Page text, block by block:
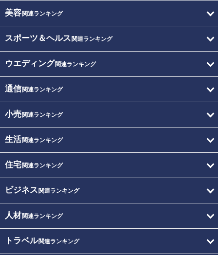
美容関連ランキング
スポーツ＆ヘルス 関連ランキング
ウエディング関連ランキング
通信関連ランキング
小売関連ランキング
生活関連ランキング
住宅関連ランキング
ビジネス 関連ランキング
人材関連ランキング
トラベル関連ランキング